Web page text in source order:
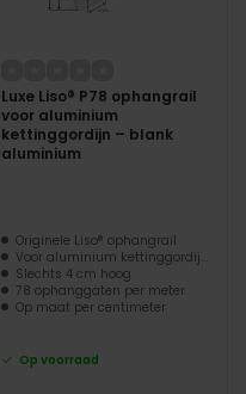
Luxe Liso® P78 ophangrail
voor aluminium
kettinggordijn – blank
aluminium
Originele Liso® ophangrail
Voor aluminium kettinggordijnen
Slechts 4 cm hoog
78 ophanggaten per meter
Op maat per centimeter
Op voorraad